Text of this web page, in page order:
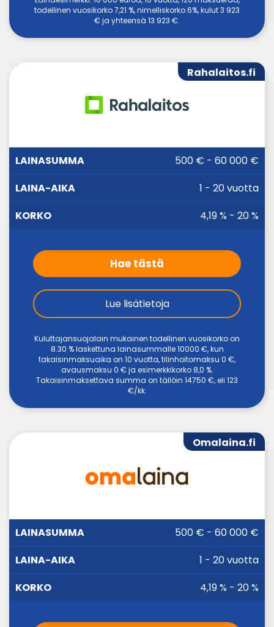
todellinen vuosikorko 7,21 %, nimelliskorko 6%, kulut 3 923
€ ja yhteensä 13 923 €.
Rahalaitos.fi
LAINASUMMA KORKO500 € - 60 000 €
1 - 20 vuotta
4,19 % - 20 %
Hae tästä
Lue lisätietoja
Kuluttajansuojalain mukainen todellinen vuosikorko on
8.30 % laskettuna lainasummalle 10000 €, kun
takaisinmaksuaika on 10 vuotta, tilinhoitomaksu 0 €,
avausmaksu 0 € ja esimerkkikorko 8,0 %.
Takaisinmaksettava summa on tällöin 14750 €, eli 123
€/kk.
Omalaina.fi
LAINASUMMA KORKO500 € - 60 000 €
1 - 20 vuotta
4,19 % - 20 %